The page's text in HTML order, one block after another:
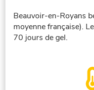
Beauvoir-en-Royans
moyenne française).
70 jours de gel.